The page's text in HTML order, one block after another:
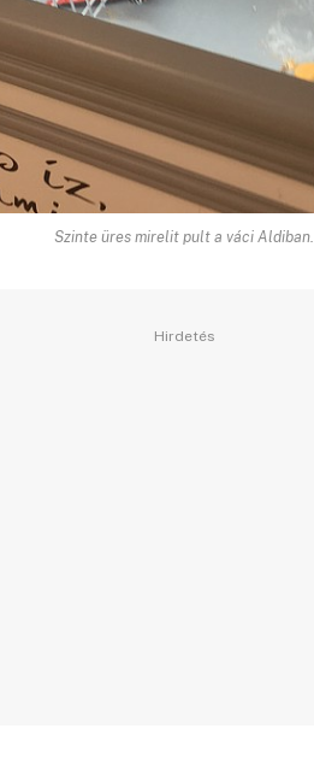
Szinte üres mirelit pult a váci Aldiban.
Hirdetés